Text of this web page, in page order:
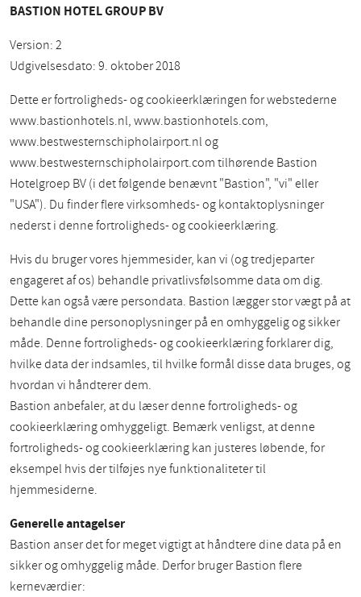
BASTION HOTEL GROUP BV
Version: 2
Udgivelsesdato: 9. oktober 2018
Dette er fortroligheds- og cookieerklæringen for webstederne
www.bastionhotels.nl, www.bastionhotels.com,
www.bestwesternschipholairport.nl og
www.bestwesternschipholairport.com tilhørende Bastion
Hotelgroep BV (i det følgende benævnt "Bastion", "vi" eller
"USA"). Du finder flere virksomheds- og kontaktoplysninger
nederst i denne fortroligheds- og cookieerklæring.
Hvis du bruger vores hjemmesider, kan vi (og tredjeparter
engageret af os) behandle privatlivsfølsomme data om dig.
Dette kan også være persondata. Bastion lægger stor vægt på at
behandle dine personoplysninger på en omhyggelig og sikker
måde. Denne fortroligheds- og cookieerklæring forklarer dig,
hvilke data der indsamles, til hvilke formål disse data bruges, og
hvordan vi håndterer dem.
Bastion anbefaler, at du læser denne fortroligheds- og
cookieerklæring omhyggeligt. Bemærk venligst, at denne
fortroligheds- og cookieerklæring kan justeres løbende, for
eksempel hvis der tilføjes nye funktionaliteter til
hjemmesiderne.
Generelle antagelser
Bastion anser det for meget vigtigt at håndtere dine data på en
sikker og omhyggelig måde. Derfor bruger Bastion flere
kerneværdier: